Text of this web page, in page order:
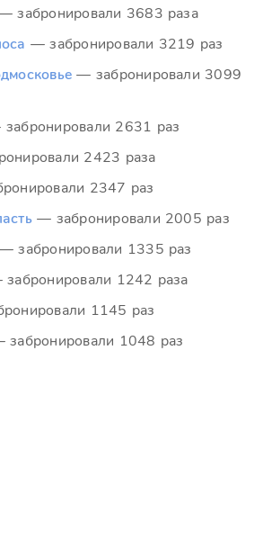
забронировали 3683 раза
— забронировали 3219 раз
— забронировали 3099
2631 раз
2423 раза
2347 раз
— забронировали 2005 раз
— забронировали 1335 раз
1242 раза
1145 раз
забронировали 1048 раз